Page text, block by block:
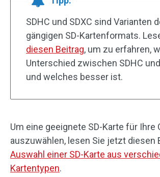
SDHC und SDXC sind Varianten
gängigen SD-Kartenformats.
diesen Beitrag, um zu erfahren,
Unterschied zwischen SDHC
und welches besser ist.
Um eine geeignete SD-Karte für Ihre
auszuwählen, lesen Sie jetzt diesen
Auswahl einer SD-Karte aus
Kartentypen.